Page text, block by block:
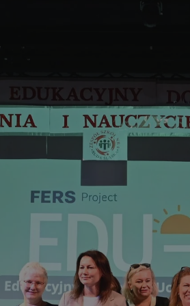
Cloudflare Inc.
.x.com
30 minut
.twitter.com
.youtube.com
5 miesięcy 4
tygodnie
CookieScript
4 tygodnie 2 dni
Polityce prywatności Google